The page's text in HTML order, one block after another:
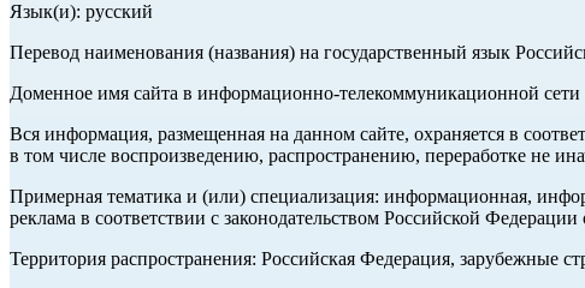
Язык(и): русский
Перевод наименования (названия) на государственный язык
Доменное имя сайта в информационно-телекоммуникационной сети
Вся информация, размещенная на данном сайте, охраняется в
в том числе воспроизведению, распространению, переработке не
Примерная тематика и (или) специализация: информационная,
реклама в соответствии с законодательством Российской Федерации
Территория распространения: Российская Федерация, зарубежные